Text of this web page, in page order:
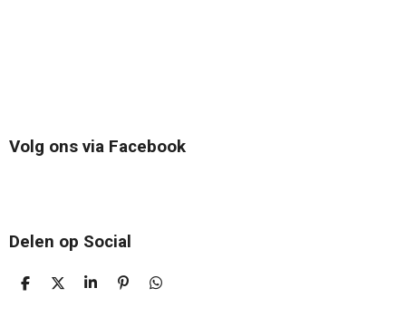
Volg ons via Facebook
Delen op Social
D
D
S
P
D